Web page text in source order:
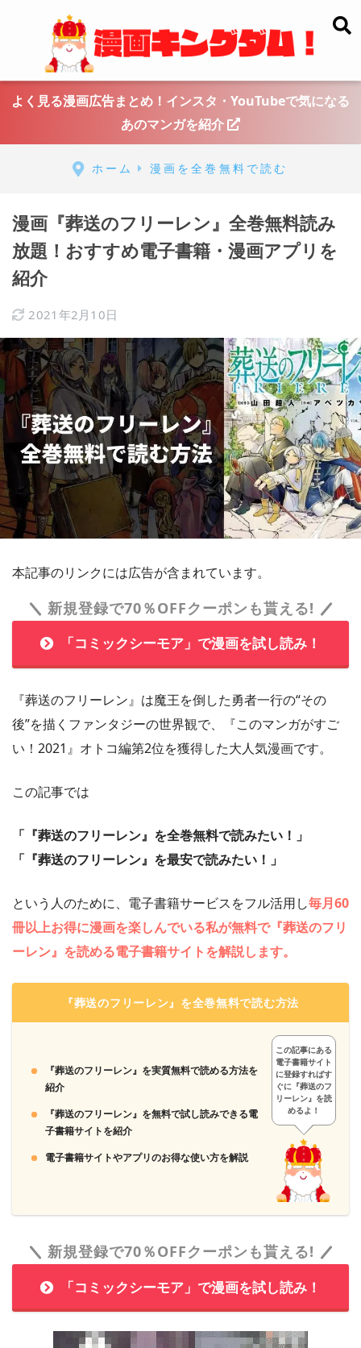
よく見る漫画広告まとめ！インスタ・YouTubeで気になる
あのマンガを紹介
ホーム 漫画を全巻無料で読む
漫画『葬送のフリーレン』全巻無料読み
放題！おすすめ電子書籍・漫画アプリを
紹介
2021年2月10日
本記事のリンクには広告が含まれています。
新規登録で70％OFFクーポンも貰える!
「コミックシーモア」で漫画を試し読み！
『葬送のフリーレン』は魔王を倒した勇者一行の“その
後”を描くファンタジーの世界観で、『このマンガがすご
い！2021』オトコ編第2位を獲得した大人気漫画です。
この記事では
「『葬送のフリーレン』を全巻無料で読みたい！」
「『葬送のフリーレン』を最安で読みたい！」
という人のために、電子書籍サービスをフル活用し毎月60
冊以上お得に漫画を楽しんでいる私が無料で『葬送のフリ
ーレン』を読める電子書籍サイトを解説します。
『葬送のフリーレン』を全巻無料で読む方法
『葬送のフリーレン』を実質無料で読める方法を
紹介
『葬送のフリーレン』を無料で試し読みできる電
子書籍サイトを紹介
電子書籍サイトやアプリのお得な使い方を解説
この記事にある
電子書籍サイト
に登録すればす
ぐに『葬送のフ
リーレン』を読
めるよ！
新規登録で70％OFFクーポンも貰える!
「コミックシーモア」で漫画を試し読み！